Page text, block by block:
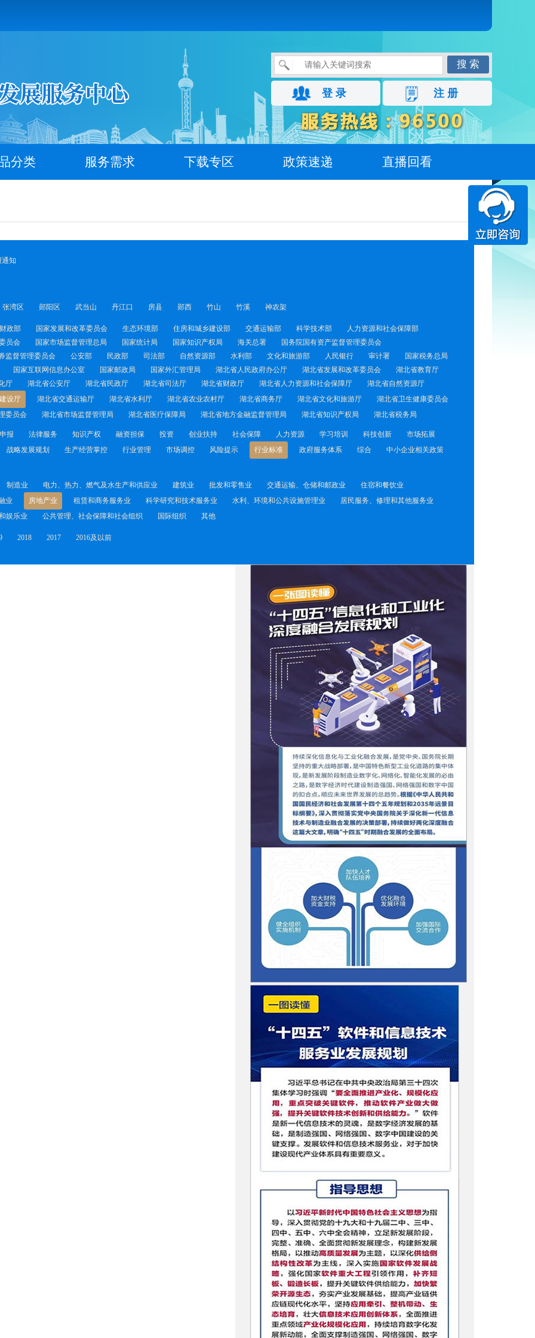
搜 索
登 录 注 册
分类 服务需求 下载专区 政策速递 直播回看
通知
张湾区 郧阳区 武当山 丹江口 房县 郧西 竹山 竹溪 神农架
财政部 国家发展和改革委员会 生态环境部 住房和城乡建设部 交通运输部 科学技术部
人力资源和社会保障部
员会 国家市场监督管理总局 国家统计局 国家知识产权局 海关总署
国务院国有资产监督管理委员会
监督管理委员会 公安部 民政部 司法部 自然资源部 水利部 文化和旅游部 人民银行 审计署
国家税务总局
国家互联网信息办公室 国家邮政局 国家外汇管理局 湖北省人民政府办公厅 湖北省发展和改革委员会
湖北省教育厅
厅 湖北省公安厅 湖北省民政厅 湖北省司法厅 湖北省财政厅 湖北省人力资源和社会保障厅
湖北省自然资源厅
设厅 湖北省交通运输厅 湖北省水利厅 湖北省农业农村厅 湖北省商务厅 湖北省文化和旅游厅
湖北省卫生健康委员会
委员会 湖北省市场监督管理局 湖北省医疗保障局 湖北省地方金融监督管理局 湖北省知识产权局 湖北省税务局
报 法律服务 知识产权 融资担保 投资 创业扶持 社会保障 人力资源 学习培训 科技创新
市场拓展
战略发展规划 生产经营掌控 行业管理 市场调控 风险提示 行业标准 政府服务体系 综合
中小企业相关政策
制造业 电力、热力、燃气及水生产和供应业 建筑业 批发和零售业 交通运输、仓储和邮政业
住宿和餐饮业
业 房地产业 租赁和商务服务业 科学研究和技术服务业 水利、环境和公共设施管理业
居民服务、修理和其他服务业
娱乐业 公共管理、社会保障和社会组织 国际组织 其他
2018 2017 2016及以前